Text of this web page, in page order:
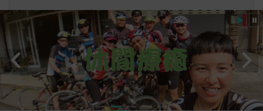
Maybe the
administrator
has
changed